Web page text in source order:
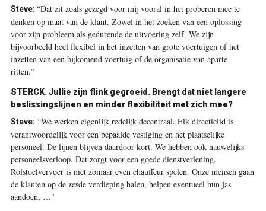
Steve: “Dat zit zoals gezegd voor mij vooral in het proberen mee te
denken op maat van de klant. Zowel in het zoeken van een oplossing
voor zijn probleem als gedurende de uitvoering zelf. We zijn
bijvoorbeeld heel flexibel in het inzetten van grote voertuigen of het
inzetten van een bijkomend voertuig of de organisatie van aparte
ritten.”
STERCK. Jullie zijn flink gegroeid. Brengt dat niet langere
beslissingslijnen en minder flexibiliteit met zich mee?
Steve: “We werken eigenlijk redelijk decentraal. Elk directielid is
verantwoordelijk voor een bepaalde vestiging en het plaatselijke
personeel. De lijnen blijven daardoor kort. We hebben ook nauwelijks
personeelsverloop. Dat zorgt voor een goede dienstverlening.
Rolstoelvervoer is niet zomaar even chauffeur spelen. Onze mensen gaan
de klanten op de zesde verdieping halen, helpen eventueel hun jas
aandoen, …"